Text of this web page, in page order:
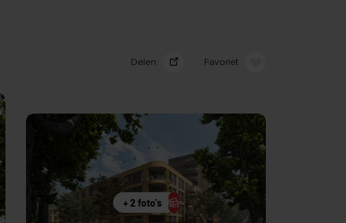
Delen Favoriet
+ 2 foto's